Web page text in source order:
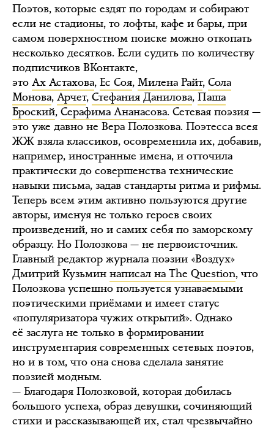
Поэтов, которые ездят по городам и собирают
если не стадионы, то лофты, кафе и бары, при
самом поверхностном поиске можно откопать
несколько десятков. Если судить по количеству
подписчиков ВКонтакте,
это Ах Астахова, Ес Соя, Милена Райт, Сола
Монова, Арчет, Стефания Данилова, Паша
Броский, Серафима Ананасова. Сетевая поэзия —
это уже давно не Вера Полозкова. Поэтесса всея
ЖЖ взяла классиков, осовременила их, добавив,
например, иностранные имена, и отточила
практически до совершенства технические
навыки письма, задав стандарты ритма и рифмы.
Теперь всем этим активно пользуются другие
авторы, именуя не только героев своих
произведений, но и самих себя по заморскому
образцу. Но Полозкова — не первоисточник.
Главный редактор журнала поэзии «Воздух»
Дмитрий Кузьмин написал на The Question, что
Полозкова успешно пользуется узнаваемыми
поэтическими приёмами и имеет статус
«популяризатора чужих открытий». Однако
её заслуга не только в формировании
инструментария современных сетевых поэтов,
но и в том, что она снова сделала занятие
поэзией модным.
— Благодаря Полозковой, которая добилась
большого успеха, образ девушки, сочиняющий
стихи и рассказывающей их, стал чрезвычайно